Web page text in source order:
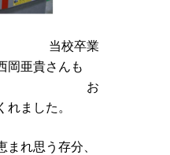
業
岡亜貴さんも
れました。
まれ思う存分、